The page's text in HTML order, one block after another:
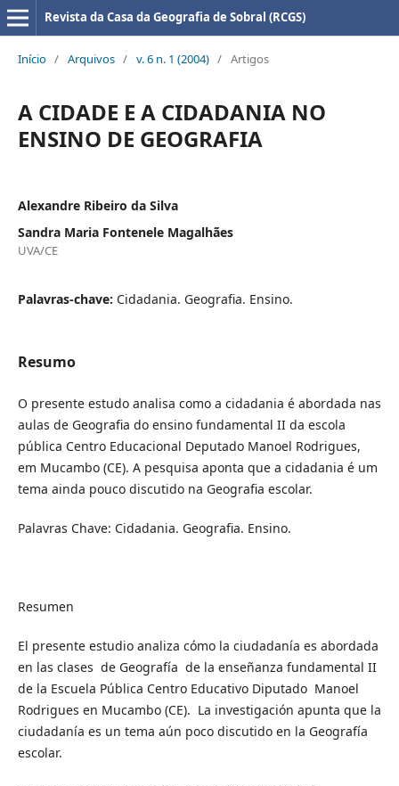
Revista da Casa da Geografia de Sobral (RCGS)
Início / Arquivos / v. 6 n. 1 (2004) / Artigos
A CIDADE E A CIDADANIA NO
ENSINO DE GEOGRAFIA
Alexandre Ribeiro da Silva
Sandra Maria Fontenele Magalhães
UVA/CE
Palavras-chave: Cidadania. Geografia. Ensino.
Resumo
O presente estudo analisa como a cidadania é abordada nas
aulas de Geografia do ensino fundamental II da escola
pública Centro Educacional Deputado Manoel Rodrigues,
em Mucambo (CE). A pesquisa aponta que a cidadania é um
tema ainda pouco discutido na Geografia escolar.
Palavras Chave: Cidadania. Geografia. Ensino.
Resumen
El presente estudio analiza cómo la ciudadanía es abordada
en las clases de Geografía de la enseñanza fundamental II
de la Escuela Pública Centro Educativo Diputado Manoel
Rodrigues en Mucambo (CE). La investigación apunta que la
ciudadanía es un tema aún poco discutido en la Geografía
escolar.